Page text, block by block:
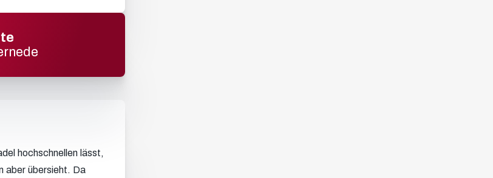
hochschnellen lässt,
aber übersieht. Da